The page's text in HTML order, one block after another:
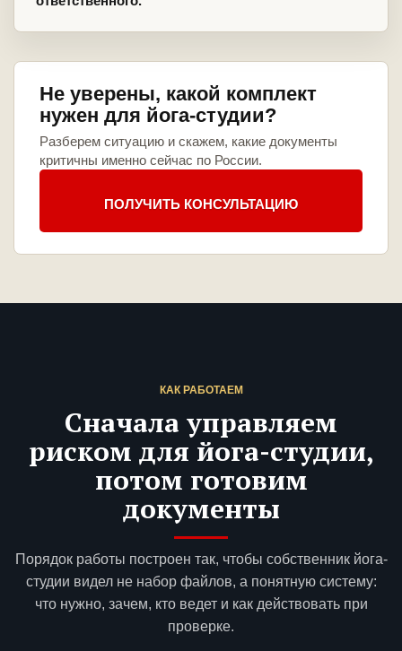
Не уверены, какой комплект
нужен для йога-студии?
Разберем ситуацию и скажем, какие документы
критичны именно сейчас по России.
ПОЛУЧИТЬ КОНСУЛЬТАЦИЮ
КАК РАБОТАЕМ
Сначала управляем
риском для йога-студии,
потом готовим
документы
Порядок работы построен так, чтобы собственник йога-
студии видел не набор файлов, а понятную систему:
что нужно, зачем, кто ведет и как действовать при
проверке.